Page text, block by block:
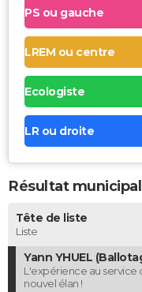
PS ou gauche
LREM ou centre
Ecologiste
LR ou droite
Résultat
Tête de liste
Liste
Yann YHUEL
L'expérience au service
nouvel élan !